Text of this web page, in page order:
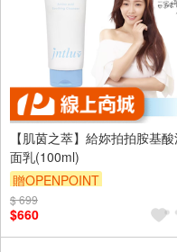
【肌茵之萃】給妳拍拍胺基
面乳(100ml)
贈OPENPOINT
$ 699
$660